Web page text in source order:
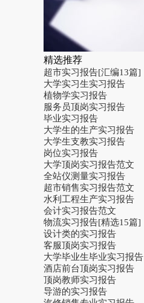
精选推荐
超市实习报告[汇编13篇]
大学实习生实习报告
植物学实习报告
服务员顶岗实习报告
毕业实习报告
大学生的生产实习报告
大学生支教实习报告
岗位实习报告
大学顶岗实习报告范文
全站仪测量实习报告
超市销售实习报告范文
水利工程生产实习报告
会计实习报告范文
物流实习报告[精选15篇]
设计类的实习报告
客服顶岗实习报告
大学毕业生毕业实习报告
酒店前台顶岗实习报告
顶岗教师实习报告
导游的实习报告